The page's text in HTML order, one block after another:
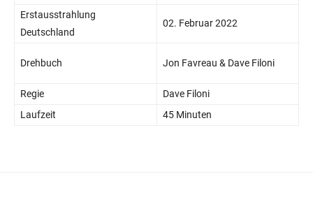
Erstausstrahlung
Deutschland
02. Februar 2022
Drehbuch Jon Favreau & Dave Filoni
Regie
Dave Filoni
Laufzeit
45 Minuten